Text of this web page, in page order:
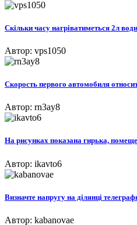
Скільки часу нагріватиметься 2л
Автор: vps1050
Скорость первого автомобиля
Автор: rn3ay8
На рисунках показана гирька,
Автор: ikavto6
Визначте напругу на ділянці
Автор: kabanovae